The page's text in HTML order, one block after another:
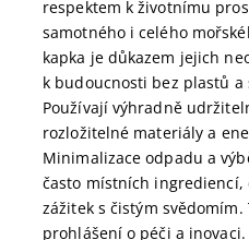
respektem k životnímu
samotného i celého
kapka je důkazem jejich
k budoucnosti bez plastů
Používají výhradně
rozložitelné materiály a
Minimalizace odpadu a
často místních ingrediencí,
zážitek s čistým
prohlášení o péči a inovaci.